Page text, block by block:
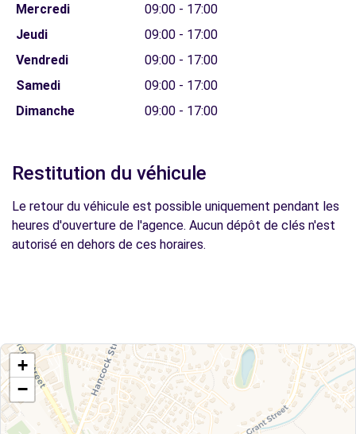
Mercredi
09:00 - 17:00
Jeudi
09:00 - 17:00
Vendredi
09:00 - 17:00
Samedi
09:00 - 17:00
Dimanche
09:00 - 17:00
Restitution du véhicule
Le retour du véhicule est possible uniquement pendant les
heures d'ouverture de l'agence. Aucun dépôt de clés n'est
autorisé en dehors de ces horaires.
+
−